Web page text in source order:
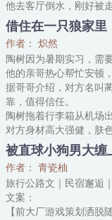
他去客厅倒水，刚好被
室友后退一步，声音颤
曲洺：？
你再看看呢？
-
曲洺人美声甜，喜欢面
他长发披肩，腰细腿长
技术流。
一局游戏过后，弹幕狂
借住在一只狼家里
作者： 炽然
陶树因为暑期实习，需
他的亲哥热心帮忙安顿
据哥哥介绍，对方名叫
靠，值得信任。
陶树拖着行李箱从机场
对方身材高大强健，肤
攻击性。
陶树心中紧张，怀疑他
但几天相处下来，他发
好，不仅不介意他的打
陶树悬着的心很快放下
被直球小狗男大缠
作者： 青瓷柚
旅行公路文｜民宿邂逅
文案：
【前大厂游戏策划洒脱